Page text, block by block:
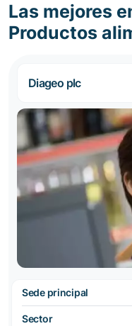
Las mejores
Productos
Diageo plc
Sede principal
Sector